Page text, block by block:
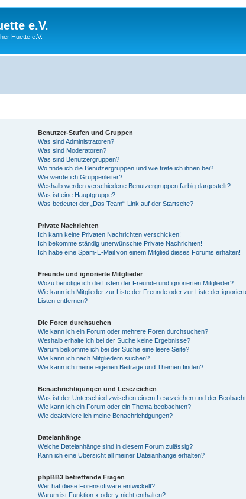
e.V.
Huette e.V.
Benutzer-Stufen und Gruppen
Was sind Administratoren?
Was sind Moderatoren?
Was sind Benutzergruppen?
Wo finde ich die Benutzergruppen und wie trete ich ihnen bei?
Wie werde ich Gruppenleiter?
Weshalb werden verschiedene Benutzergruppen farbig dargestellt?
Was ist eine Hauptgruppe?
Was bedeutet der „Das Team“-Link auf der Startseite?
Private Nachrichten
Ich kann keine Privaten Nachrichten verschicken!
Ich bekomme ständig unerwünschte Private Nachrichten!
Ich habe eine Spam-E-Mail von einem Mitglied dieses Forums erhalten!
Freunde und ignorierte Mitglieder
Wozu benötige ich die Listen der Freunde und ignorierten Mitglieder?
Wie kann ich Mitglieder zur Liste der Freunde oder zur Liste der
Listen entfernen?
Die Foren durchsuchen
Wie kann ich ein Forum oder mehrere Foren durchsuchen?
Weshalb erhalte ich bei der Suche keine Ergebnisse?
Warum bekomme ich bei der Suche eine leere Seite?
Wie kann ich nach Mitgliedern suchen?
Wie kann ich meine eigenen Beiträge und Themen finden?
Benachrichtigungen und Lesezeichen
Was ist der Unterschied zwischen einem Lesezeichen und der
Wie kann ich ein Forum oder ein Thema beobachten?
Wie deaktiviere ich meine Benachrichtigungen?
Dateianhänge
Welche Dateianhänge sind in diesem Forum zulässig?
Kann ich eine Übersicht all meiner Dateianhänge erhalten?
phpBB3 betreffende Fragen
Wer hat diese Forensoftware entwickelt?
Warum ist Funktion x oder y nicht enthalten?